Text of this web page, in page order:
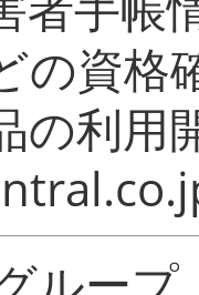
の資格
の利用